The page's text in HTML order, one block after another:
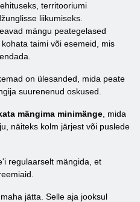
territooriumi
liikumiseks.
mängu peategelased
taimi või esemeid, mis
on ülesanded, mida peate
suurenenud oskused.
mängima minimänge , mida
näiteks kolm järjest või puslede
regulaarselt mängida, et
jätta. Selle aja jooksul